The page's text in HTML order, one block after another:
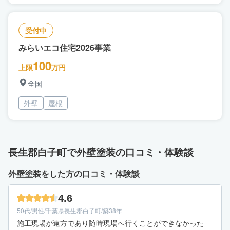
受付中
みらいエコ住宅2026事業
上限100万円
全国
外壁
屋根
長生郡白子町で外壁塗装の口コミ・体験談
外壁塗装をした方の口コミ・体験談
4.6
50代/男性/千葉県長生郡白子町/築38年
施工現場が遠方であり随時現場へ行くことができなかった